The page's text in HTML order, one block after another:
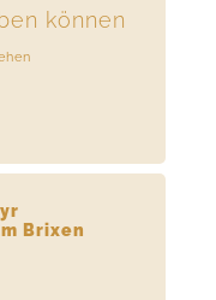
können
Brixen